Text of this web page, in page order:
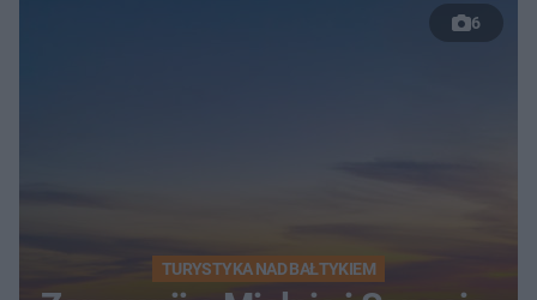
6
TURYSTYKA NAD BAŁTYKIEM